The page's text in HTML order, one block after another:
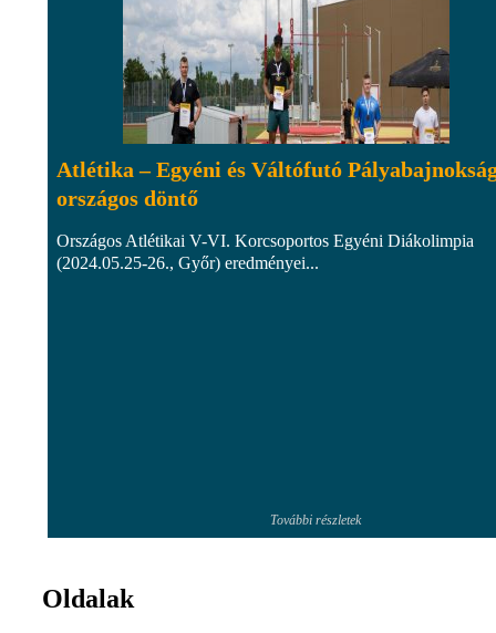
Atlétika – Egyéni és Váltófutó
országos döntő
Országos Atlétikai V-VI. Korcsoportos Egyéni Diákolimpia
(2024.05.25-26., Győr) eredményei...
További részletek
Oldalak